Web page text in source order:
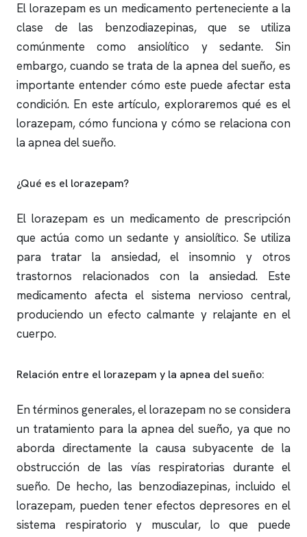
El lorazepam es un medicamento perteneciente a la
clase de las benzodiazepinas, que se utiliza
comúnmente como ansiolítico y sedante. Sin
embargo, cuando se trata de la apnea del sueño, es
importante entender cómo este puede afectar esta
condición. En este artículo, exploraremos qué es el
lorazepam, cómo funciona y cómo se relaciona con
laapnea del sueño.
¿Qué es el lorazepam?
El lorazepam es un medicamento de prescripción
que actúa como un sedante y ansiolítico. Se utiliza
para tratar la ansiedad, elinsomnio y otros
trastornos relacionados con la ansiedad. Este
medicamento afecta el sistema nervioso central,
produciendo un efecto calmante y relajante en el
cuerpo.
Relación entre el lorazepam y la apnea del sueño:
En términos generales, el lorazepam no se considera
un tratamiento para la apnea del sueño, ya que no
aborda directamente la causa subyacente de la
obstrucción de las vías respiratorias durante el
sueño. De hecho, las benzodiazepinas, incluido el
lorazepam, pueden tener efectos depresores en el
sistema respiratorio y muscular, lo que puede